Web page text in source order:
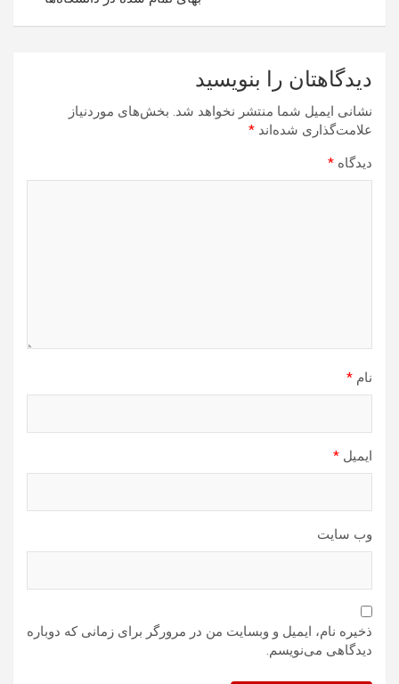
دیدگاهتان را بنویسید
نشانی ایمیل شما منتشر نخواهد شد. بخش‌های موردنیاز
علامت‌گذاری شده‌اند *
دیدگاه *
نام *
ایمیل *
وب‌ سایت
ذخیره نام، ایمیل و وبسایت من در مرورگر برای زمانی که دوباره
دیدگاهی می‌نویسم.